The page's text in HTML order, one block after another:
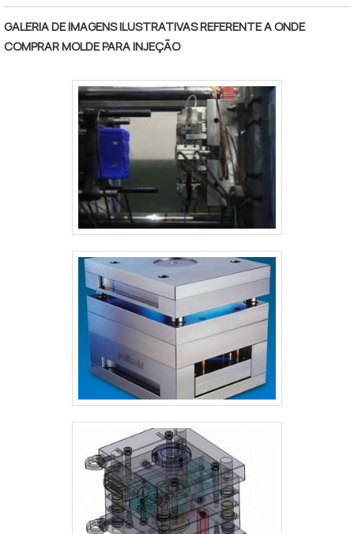
GALERIA DE IMAGENS ILUSTRATIVAS REFERENTE A ONDE
COMPRAR MOLDE PARA INJEÇÃO